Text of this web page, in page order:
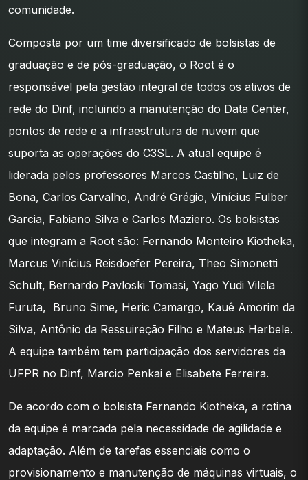
comunidade.
Composta por um time diversificado de bolsistas de
graduação e de pós-graduação, o Root é o
responsável pela gestão integral de todos os ativos de
rede do Dinf, incluindo a manutenção do Data Center,
pontos de rede e a infraestrutura de nuvem que
suporta as operações do C3SL. A atual equipe é
liderada pelos professores Marcos Castilho, Luiz de
Bona, Carlos Carvalho, André Grégio, Vinícius Fulber
Garcia, Fabiano Silva e Carlos Maziero. Os bolsistas
que integram a Root são: Fernando Monteiro Kiotheka,
Marcus Vinícius Reisdoefer Pereira, Theo Simonetti
Schult, Bernardo Pavloski Tomasi, Yago Yudi Vilela
Furuta, Bruno Sime, Heric Camargo, Kauê Amorim da
Silva, Antônio da Ressuireção Filho e Mateus Herbele.
A equipe também tem participação dos servidores da
UFPR no Dinf, Marcio Penkai e Elisabete Ferreira.
De acordo com o bolsista Fernando Kiotheka, a rotina
da equipe é marcada pela necessidade de agilidade e
adaptação. Além de tarefas essenciais como o
provisionamento e manutenção de máquinas virtuais, o